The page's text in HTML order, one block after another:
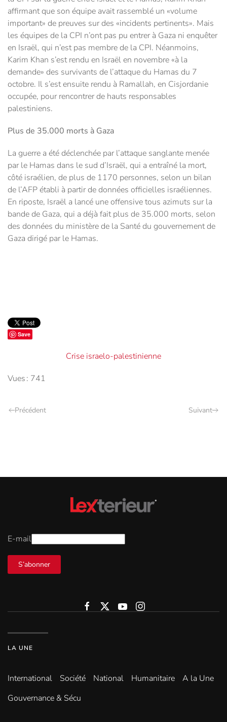
affirmant que son équipe avait rassemblé un «volume
important» de preuves sur des «incidents pertinents». Mais
les équipes de la CPI n’ont pas pu entrer à Gaza ni enquêter
en Israël, qui n’est pas membre de la CPI. Néanmoins,
Karim Khan s’est rendu en Israël en novembre «à la
demande» des survivants de l’attaque du Hamas du 7
octobre. Il s’est ensuite rendu à Ramallah, en Cisjordanie
occupée, pour rencontrer de hauts responsables
palestiniens.
Plus de 35.000 morts à Gaza
La guerre a été déclenchée par l’attaque sanglante menée
par le Hamas dans le sud d’Israël, qui a entraîné la mort,
côté israélien, de plus de 1170 personnes, selon un bilan
de l’AFP établi à partir de données officielles israéliennes.
En riposte, Israël a lancé une offensive tous azimuts sur la
bande de Gaza, qui a déjà fait plus de 35.000 morts, selon
des données du ministère de la Santé du gouvernement de
Gaza dirigé par le Hamas.
Save
Crise israelo-palestinienne
Vues : 741
Précédent Suivant
E-mail
S’abonner
LA UNE
International Société National Humanitaire
A la Une
Gouvernance & Sécu